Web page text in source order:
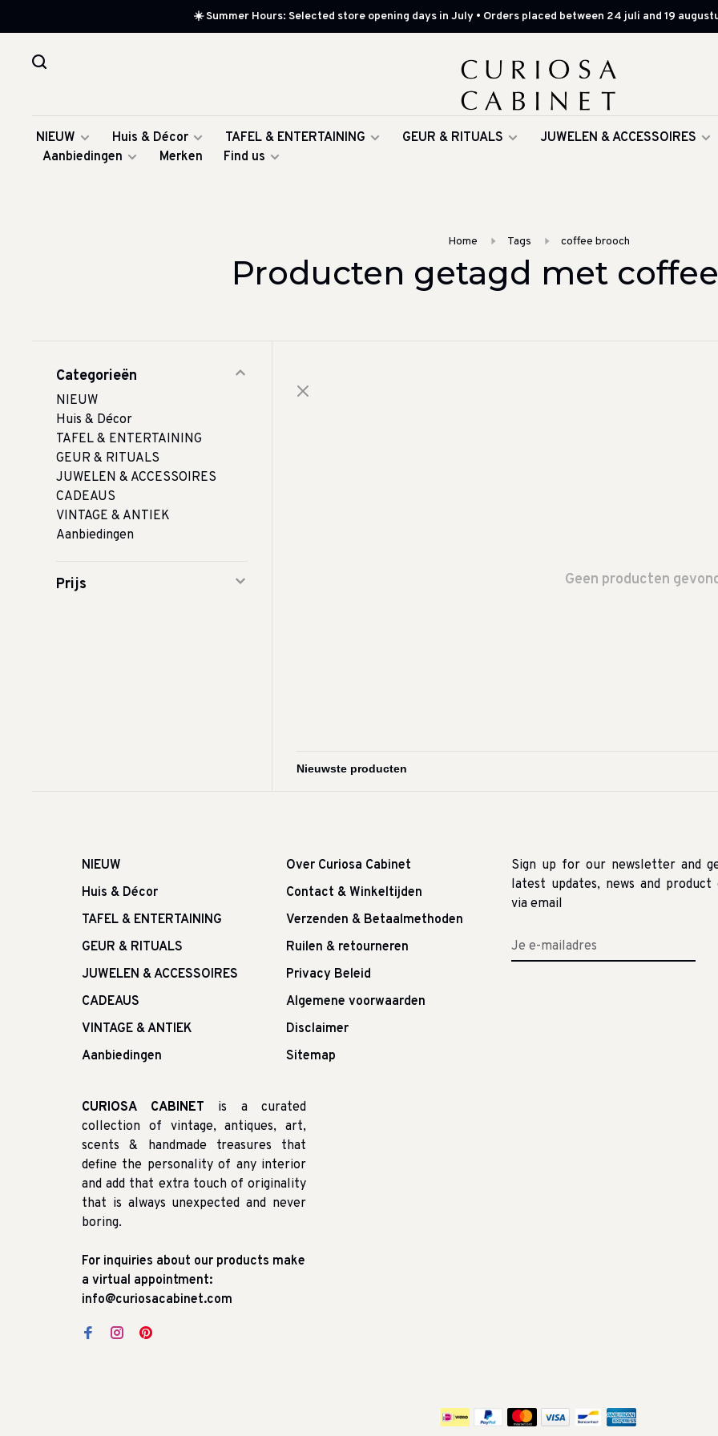
☀️ Summer Hours: Selected store opening days in July • Orders placed between 24 juli and 19
NIEUW Huis & Décor TAFEL & ENTERTAINING GEUR & RITUALS JUWELEN & ACCESSOIRES
Aanbiedingen
Merken Find us
Home Tags coffee brooch
Producten getagd met
Categorieën
NIEUW
Huis & Décor
TAFEL & ENTERTAINING
GEUR & RITUALS
JUWELEN & ACCESSOIRES
CADEAUS
VINTAGE & ANTIEK
Aanbiedingen
Prijs Geen producten
NIEUW
Huis & Décor
TAFEL & ENTERTAINING
GEUR & RITUALS
JUWELEN & ACCESSOIRES
CADEAUS
VINTAGE & ANTIEK
Aanbiedingen
Over Curiosa Cabinet
Contact & Winkeltijden
Verzenden & Betaalmethoden
Ruilen & retourneren
Privacy Beleid
Algemene voorwaarden
Disclaimer
Sitemap
Sign up for our newsletter and
latest updates, news and product
via email
CURIOSA CABINET is a curated
collection of vintage, antiques, art,
scents & handmade treasures that
define the personality of any interior
and add that extra touch of originality
that is always unexpected and never
boring.
For inquiries about our products make
a virtual appointment:
info@curiosacabinet.com